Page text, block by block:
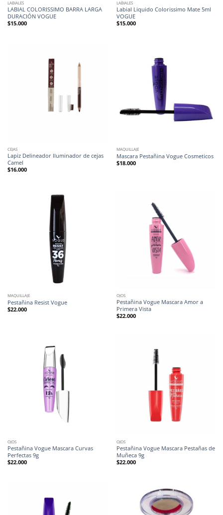
LABIALES
LABIAL COLORISSIMO BARRA LARGA
DURACIÓN VOGUE
$15.000
LABIALES
Labial Liquido Colorissimo Mate 5ml
VOGUE
$15.000
CEJAS
Lapiz Delineador Iluminador de cejas
Camel
$16.000
MAQUILLAJE
Mascara Pestañina Vogue Cosmeticos
$18.000
MAQUILLAJE
Pestañina Resist Vogue
$22.000
OJOS
Pestañina Vogue Mascara Amor a
Primera Vista
$22.000
OJOS
Pestañina Vogue Mascara Curvas
Perfectas 9g
$22.000
OJOS
Pestañina Vogue Mascara Pestañas de
Muñeca 9g
$22.000